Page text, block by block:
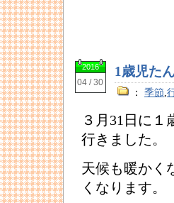
2016
04 / 30
1歳児た
： 季節,
３月31日に
行きました。
天候も暖かく
くなります。